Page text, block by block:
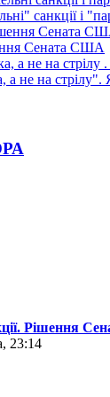
санкції і
Сената США
не на стрілу".
Рішення
23:14